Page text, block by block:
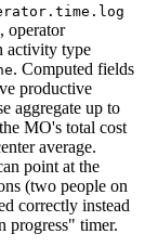
operator
activity type
. Computed fields
productive
aggregate up to
MO's total cost
average.
point at the
(two people on
correctly instead
progress" timer.